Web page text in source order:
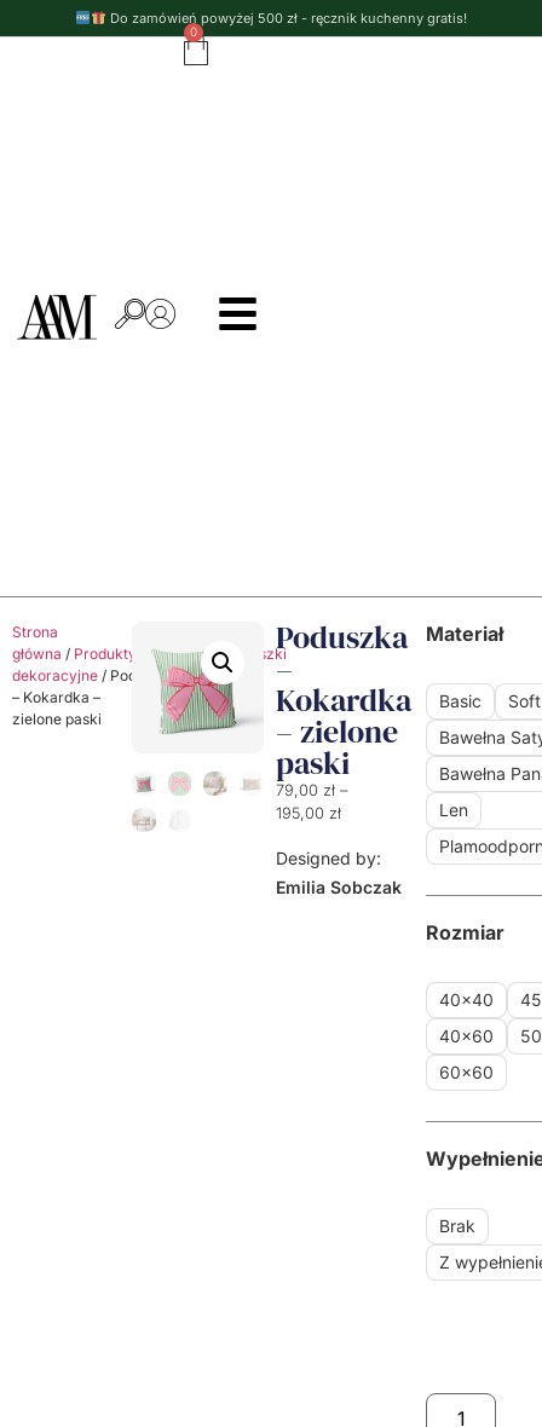
Do zamówień powyżej 500 zł - ręcznik kuchenny gratis!
0
Strona
główna / Produkty Poduszki /Poduszki
dekoracyjne / Poduszka
– Kokardka –
zielone paski
Poduszka
–
Kokardka
– zielone
paski
79,00 zł –
195,00 zł
Designed by:
Emilia Sobczak
Materiał
Basic
Soft
Bawełna
Bawełna
Len
Rozmiar
40x40
40x60
60x60
Brak
Z